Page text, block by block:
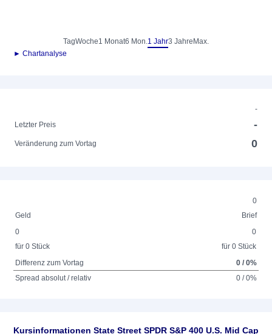
TagWoche1 Monat6 Mon.1 Jahr3 Jahre Max.
► Chartanalyse
-
Letzter Preis
-
Veränderung zum Vortag 0
0
Geld
Brief
0
für 0 Stück
0
für 0 Stück
Differenz zum Vortag
0 / 0%
Spread absolut / relativ
0 / 0%
Kursinformationen State Street SPDR S&P 400 U.S. Mid Cap